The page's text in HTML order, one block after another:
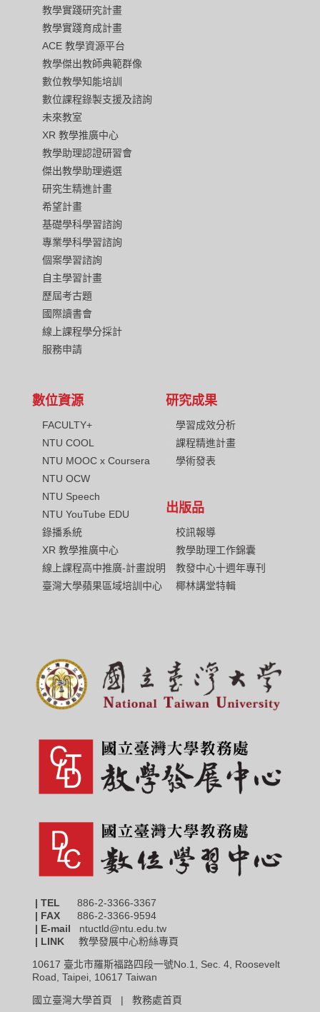
教學實踐研究計畫
教學實踐育成計畫
ACE 教學資源平台
教學傑出教師典範群像
數位教學知能培訓
數位課程錄製支援及諮詢
未來教室
XR 教學推廣中心
教學助理認證研習會
傑出教學助理遴選
研究生精進計畫
希望計畫
基礎學科學習諮詢
專業學科學習諮詢
個案學習諮詢
自主學習計畫
歷屆考古題
國際讀書會
線上課程學分採計
服務申請
數位資源
FACULTY+
NTU COOL
NTU MOOC x Coursera
NTU OCW
NTU Speech
NTU YouTube EDU
錄播系統
XR 教學推廣中心
線上課程高中推廣-計畫說明
臺灣大學蘋果區域培訓中心
研究成果
學習成效分析
課程精進計畫
學術發表
出版品
校訊報導
教學助理工作錦囊
教發中心十週年專刊
椰林講堂特輯
| TEL 886-2-3366-3367
| FAX
886-2-3366-9594
| E-mail ntuctld@ntu.edu.tw
| LINK 教學發展中心粉絲專頁
10617 臺北市羅斯福路四段一號No.1, Sec. 4, Roosevelt
Road, Taipei, 10617 Taiwan
國立臺灣大學首頁 | 教務處首頁